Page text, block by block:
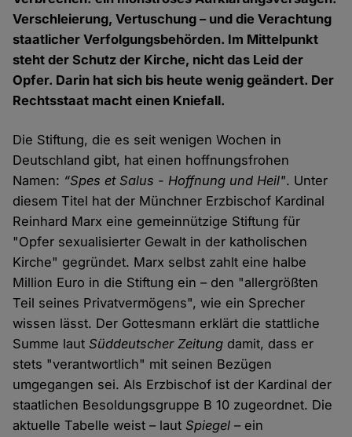
Verschleierung, Vertuschung – und die Verachtung
staatlicher Verfolgungsbehörden. Im Mittelpunkt
steht der Schutz der Kirche, nicht das Leid der
Opfer. Darin hat sich bis heute wenig geändert. Der
Rechtsstaat macht einen Kniefall.
Die Stiftung, die es seit wenigen Wochen in
Deutschland gibt, hat einen hoffnungsfrohen
Namen: “Spes et Salus - Hoffnung und Heil". Unter
diesem Titel hat der Münchner Erzbischof Kardinal
Reinhard Marx eine gemeinnützige Stiftung für
"Opfer sexualisierter Gewalt in der katholischen
Kirche" gegründet. Marx selbst zahlt eine halbe
Million Euro in die Stiftung ein – den "allergrößten
Teil seines Privatvermögens", wie ein Sprecher
wissen lässt. Der Gottesmann erklärt die stattliche
Summe lautSüddeutscher Zeitung damit, dass er
stets "verantwortlich" mit seinen Bezügen
umgegangen sei. Als Erzbischof ist der Kardinal der
staatlichen Besoldungsgruppe B 10 zugeordnet. Die
aktuelle Tabelle weist – lautSpiegel – ein